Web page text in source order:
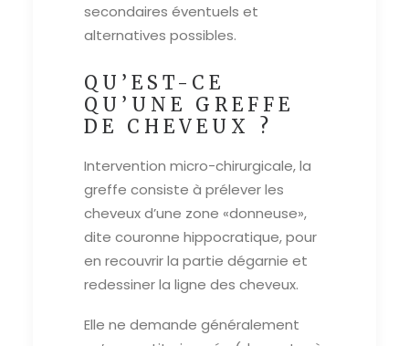
secondaires éventuels et
alternatives possibles.
QU’EST-CE
QU’UNE GREFFE
DE CHEVEUX ?
Intervention micro-chirurgicale, la
greffe consiste à prélever les
cheveux d’une zone «donneuse»,
dite couronne hippocratique, pour
en recouvrir la partie dégarnie et
redessiner la ligne des cheveux.
Elle ne demande généralement